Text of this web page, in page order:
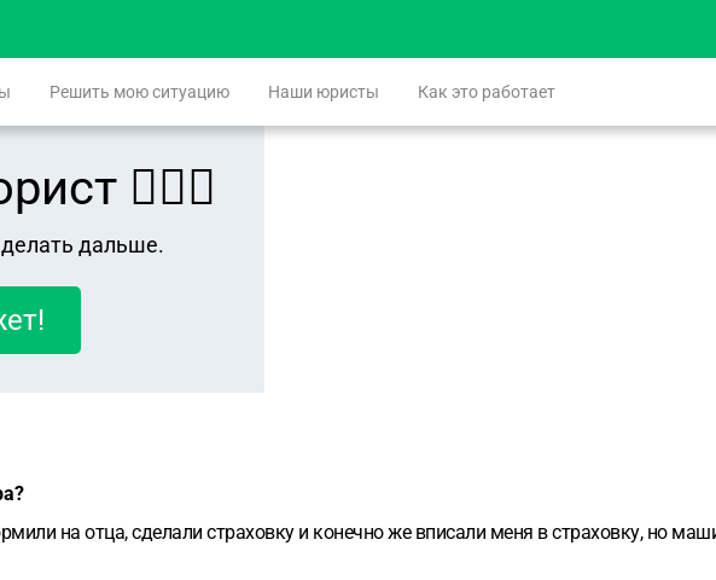
Решить мою ситуацию Наши юристы Как это работает
👨🏻‍⚖️
дальше.
на отца, сделали страховку и конечно же вписали меня в страховку, но